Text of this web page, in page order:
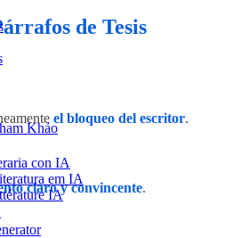
Khảo
con IA
em IA
IA
de Tesis
el bloqueo del escritor.
claro y convincente.